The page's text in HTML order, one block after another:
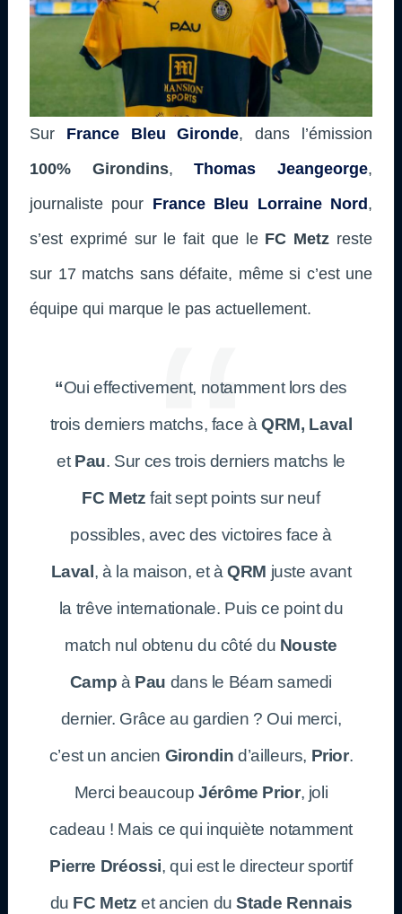
Sur France Bleu Gironde, dans l’émission
100% Girondins,Thomas Jeangeorge,
journaliste pour France Bleu Lorraine Nord,
s’est exprimé sur le fait que le FC Metz reste
sur 17 matchs sans défaite, même si c’est une
équipe qui marque le pas actuellement.
“Oui effectivement, notamment lors des
trois derniers matchs, face àQRM, Laval
et Pau. Sur ces trois derniers matchs le
FC Metz fait sept points sur neuf
possibles, avec des victoires face à
Laval, à la maison, et àQRM juste avant
la trêve internationale. Puis ce point du
match nul obtenu du côté du Nouste
Camp à Pau dans le Béarn samedi
dernier. Grâce au gardien ? Oui merci,
c’est un ancien Girondin d’ailleurs, Prior.
Merci beaucoupJérôme Prior, joli
cadeau ! Mais ce qui inquiète notamment
Pierre Dréossi, qui est le directeur sportif
du FC Metz et ancien duStade Rennais